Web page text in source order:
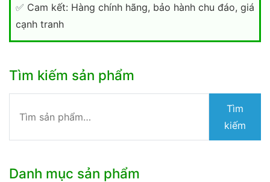
✅ Cam kết: Hàng chính hãng, bảo hành chu đáo, giá
cạnh tranh
Tìm kiếm sản phẩm
kiếm:
Tìm
kiếm
Danh mục sản phẩm